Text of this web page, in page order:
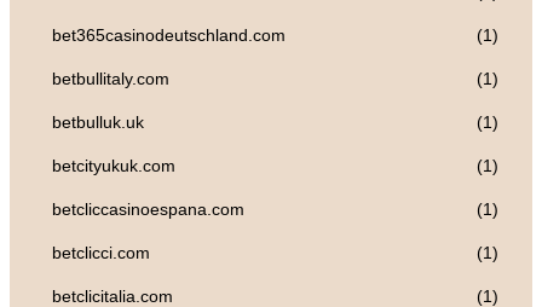
bet365casinodeutschland.com (1)
betbullitaly.com (1)
betbulluk.uk (1)
betcityukuk.com (1)
betcliccasinoespana.com (1)
betclicci.com (1)
betclicitalia.com (1)